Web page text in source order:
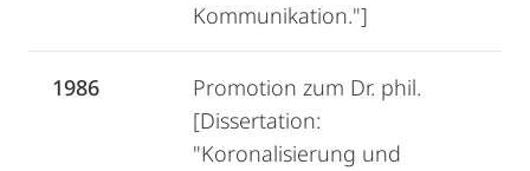
Kommunikation."]
1986
Promotion zum Dr. phil.
[Dissertation:
"Koronalisierung und